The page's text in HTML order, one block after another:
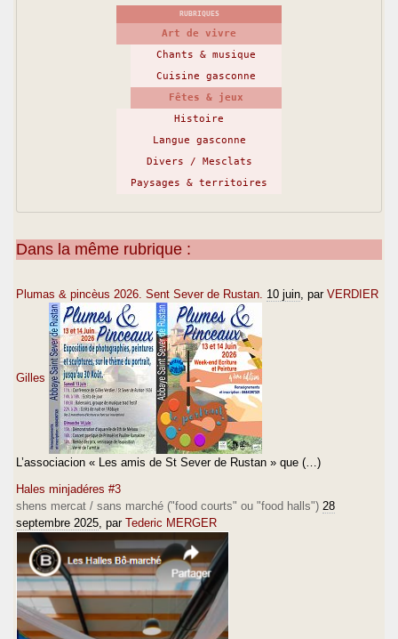
RUBRIQUES
Art de vivre
Chants & musique
Cuisine gasconne
Fêtes & jeux
Histoire
Langue gasconne
Divers / Mesclats
Paysages & territoires
Dans la même rubrique :
Plumas & pincèus 2026. Sent Sever de Rustan. 10 juin , par VERDIER
Gilles
L’associacion « Les amis de St Sever de Rustan » que (…)
Hales minjadéres #3
shens mercat / sans marché ("food courts" ou "food halls") 28
septembre 2025 , par Tederic MERGER